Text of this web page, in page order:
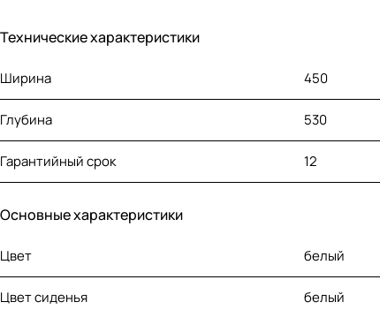
Технические характеристики
Ширина 450
Глубина 530
Гарантийный срок 12
Основные характеристики
Цвет белый
Цвет сиденья белый